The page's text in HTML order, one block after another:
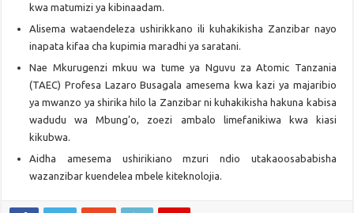
kwa matumizi ya kibinaadam.
Alisema wataendeleza ushirikkano ili kuhakikisha Zanzibar nayo
inapata kifaa cha kupimia maradhi ya saratani.
Nae Mkurugenzi mkuu wa tume ya Nguvu za Atomic Tanzania
(TAEC) Profesa Lazaro Busagala amesema kwa kazi ya majaribio
ya mwanzo ya shirika hilo la Zanzibar ni kuhakikisha hakuna kabisa
wadudu wa Mbung’o, zoezi ambalo limefanikiwa kwa kiasi
kikubwa.
Aidha amesema ushirikiano mzuri ndio utakaoosababisha
wazanzibar kuendelea mbele kiteknolojia.